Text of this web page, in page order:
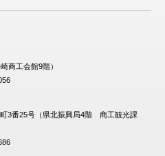
商工会館9階）
3番25号（県北振興局4階 商工観光課